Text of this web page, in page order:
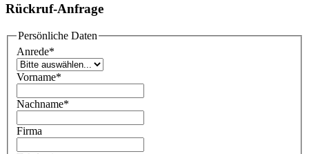
Rückruf-Anfrage
Persönliche Daten
Anrede*
Vorname*
Nachname*
Firma